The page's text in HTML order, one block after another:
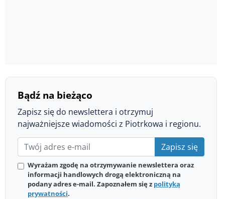
Bądź na bieżąco
Zapisz się do newslettera i otrzymuj
najważniejsze wiadomości z Piotrkowa i regionu.
Zapisz się
Wyrażam zgodę na otrzymywanie newslettera oraz
informacji handlowych drogą elektroniczną na
podany adres e-mail. Zapoznałem się z polityką
prywatności.